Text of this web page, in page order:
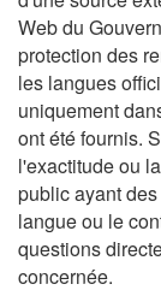
Web du
protection des
les langues
uniquement
ont été fournis.
l'exactitude ou
public ayant
langue ou le
questions
concernée.